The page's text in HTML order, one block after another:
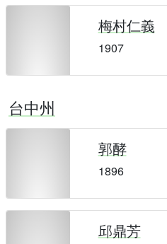
梅村仁義
1907
台中州
郭酵
1896
邱鼎芳